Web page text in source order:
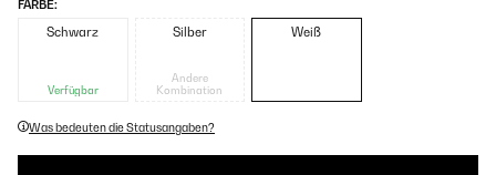
FARBE:
Schwarz
Verfügbar
Silber
Andere
Kombination
Weiß
Was bedeuten die Statusangaben?